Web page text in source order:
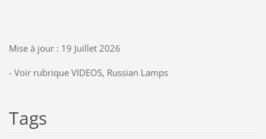
Mise à jour : 19 Juillet 2026
- Voir rubrique VIDEOS, Russian Lamps
Tags